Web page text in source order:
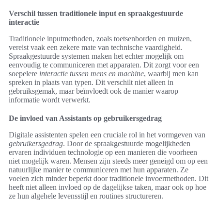
Verschil tussen traditionele input en spraakgestuurde
interactie
Traditionele inputmethoden, zoals toetsenborden en muizen,
vereist vaak een zekere mate van technische vaardigheid.
Spraakgestuurde systemen maken het echter mogelijk om
eenvoudig te communiceren met apparaten. Dit zorgt voor een
soepelere interactie tussen mens en machine, waarbij men kan
spreken in plaats van typen. Dit verschilt niet alleen in
gebruiksgemak, maar beïnvloedt ook de manier waarop
informatie wordt verwerkt.
De invloed van Assistants op gebruikersgedrag
Digitale assistenten spelen een cruciale rol in het vormgeven van
gebruikersgedrag. Door de spraakgestuurde mogelijkheden
ervaren individuen technologie op een manieren die voorheen
niet mogelijk waren. Mensen zijn steeds meer geneigd om op een
natuurlijke manier te communiceren met hun apparaten. Ze
voelen zich minder beperkt door traditionele invoermethoden. Dit
heeft niet alleen invloed op de dagelijkse taken, maar ook op hoe
ze hun algehele levensstijl en routines structureren.